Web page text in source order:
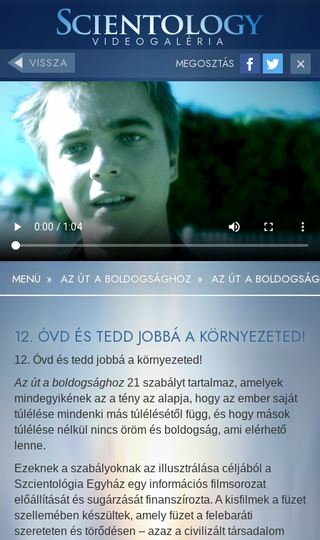
VISSZA MEGOSZTÁS
MENÜ » AZ ÚT A BOLDOGSÁGHOZ » AZ ÚT A
12. ÓVD ÉS TEDD JOBBÁ A KÖRNYEZETED!
12. Óvd és tedd jobbá a környezeted!
Az út a boldogsághoz 21 szabályt tartalmaz, amelyek
mindegyikének az a tény az alapja, hogy az ember saját
túlélése mindenki más túlélésétől függ, és hogy mások
túlélése nélkül nincs öröm és boldogság, ami elérhető
lenne.
Ezeknek a szabályoknak az illusztrálása céljából a
Szcientológia Egyház egy információs filmsorozat
előállítását és sugárzását finanszírozta. A kisfilmek a füzet
szellemében készültek, amely füzet a felebaráti
szereteten és törődésen – azaz a civilizált társadalom